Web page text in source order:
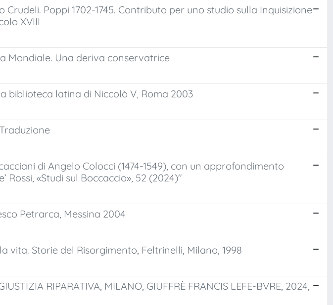
Crudeli. Poppi 1702-1745. Contributo per uno studio sulla Inquisizione
XVIII
Mondiale. Una deriva conservatrice
biblioteca latina di Niccolò V, Roma 2003
di Angelo Colocci (1474-1549), con un approfondimento
Rossi, «Studi sul Boccaccio», 52 (2024)"
Petrarca, Messina 2004
vita. Storie del Risorgimento, Feltrinelli, Milano, 1998
RIPARATIVA, MILANO, GIUFFRÈ FRANCIS LEFE-BVRE, 2024,